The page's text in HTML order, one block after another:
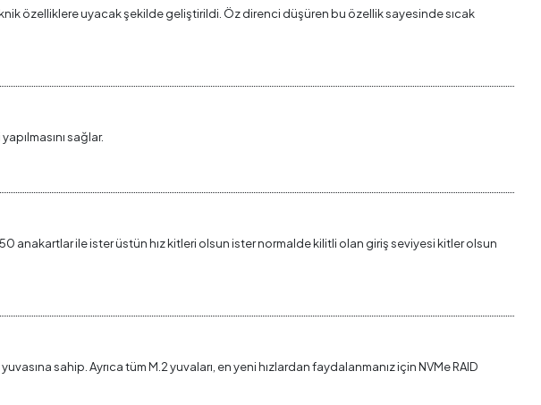
özelliklere uyacak şekilde geliştirildi. Öz direnci düşüren bu özellik sayesinde sıcak
sağlar.
anakartlar ile ister üstün hız kitleri olsun ister normalde kilitli olan giriş seviyesi kitler olsun
sahip. Ayrıca tüm M.2 yuvaları, en yeni hızlardan faydalanmanız için NVMe RAID